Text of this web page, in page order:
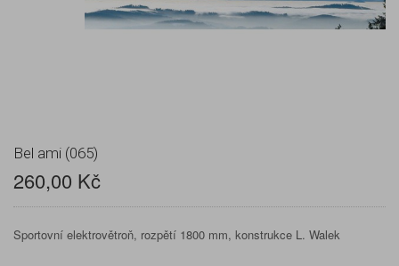
Bel ami (065)
260,00 Kč
Sportovní elektrovětroň, rozpětí 1800 mm, konstrukce L. Walek